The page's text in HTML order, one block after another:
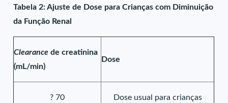
Tabela 2: Ajuste de Dose para Crianças com Diminuição
da Função Renal
Clearancede creatinina
(mL/min)
Dose
? 70 Dose usual para crianças